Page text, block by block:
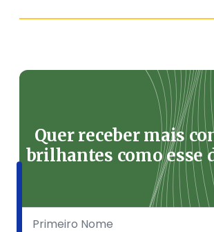
Quer receber mais
brilhantes como esse